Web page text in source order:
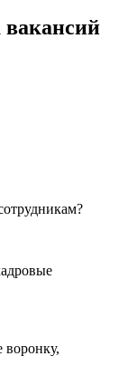
воронку,